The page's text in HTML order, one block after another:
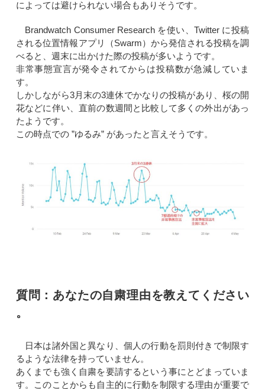
によっては避けられない場合もありそうです。
Brandwatch Consumer Research を使い、Twitter に投稿
される位置情報アプリ（Swarm）から発信される投稿を調
べると、週末に出かけた際の投稿が多いようです。
非常事態宣言が発令されてからは投稿数が急減していま
す。
しかしながら3月末の3連休でかなりの投稿があり、桜の開
花などに伴い、直前の数週間と比較して多くの外出があっ
たようです。
この時点での ”ゆるみ” があったと言えそうです。
質問：あなたの自粛理由を教えてください
。
日本は諸外国と異なり、個人の行動を罰則付きで制限す
るような法律を持っていません。
あくまでも強く自粛を要請するという事にとどまっていま
す。このことからも自主的に行動を制限する理由が重要で